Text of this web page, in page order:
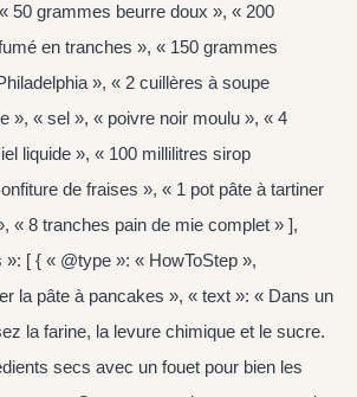
50 grammes beurre doux », « 200
en tranches », « 150 grammes
», « 2 cuillères à soupe
», « sel », « poivre noir moulu », « 4
liquide », « 100 millilitres sirop
de fraises », « 1 pot pâte à tartiner
« 8 tranches pain de mie complet » ],
[ { « @type »: « HowToStep »,
la pâte à pancakes », « text »: « Dans un
la farine, la levure chimique et le sucre.
secs avec un fouet pour bien les